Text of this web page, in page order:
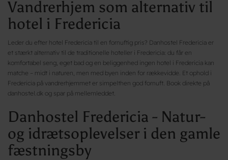
Vandrerhjem som alternativ til
hotel i Fredericia
Leder du efter hotel Fredericia til en fornuftig pris? Danhostel Fredericia er
et stærkt alternativ til de traditionelle hoteller i Fredericia: du får en
komfortabel seng, eget bad og en beliggenhed ingen hotel i Fredericia kan
matche – midt i naturen, men med byen inden for rækkevidde. Et ophold i
Fredericia på vandrerhjemmet er simpelthen god fornuft. Book direkte på
danhostel.dk og spar på mellemleddet.
Danhostel Fredericia - Natur-
og idrætsoplevelser i den gamle
fæstningsby